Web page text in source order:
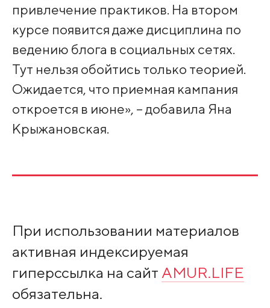
привлечение практиков. На втором
курсе появится даже дисциплина по
ведению блога в социальных сетях.
Тут нельзя обойтись только теорией.
Ожидается, что приемная кампания
откроется в июне», – добавила Яна
Крыжановская.
При использовании материалов
активная индексируемая
гиперссылка на сайт AMUR.LIFE
обязательна.